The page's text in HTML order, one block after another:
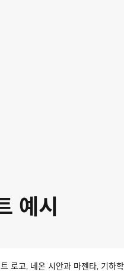
예시
로고, 네온 시안과 마젠타, 기하